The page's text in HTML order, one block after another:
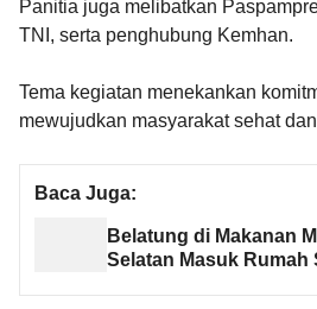
Panitia juga melibatkan
TNI, serta penghubung Kemhan.
Tema kegiatan menekankan
mewujudkan masyarakat sehat
Baca Juga:
Belatung di Makanan
Selatan Masuk Rumah